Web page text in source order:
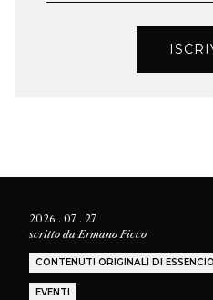
2026 . 07 . 27
scritto daErmano Picco
CONTENUTI ORIGINALI DI
EVENTI